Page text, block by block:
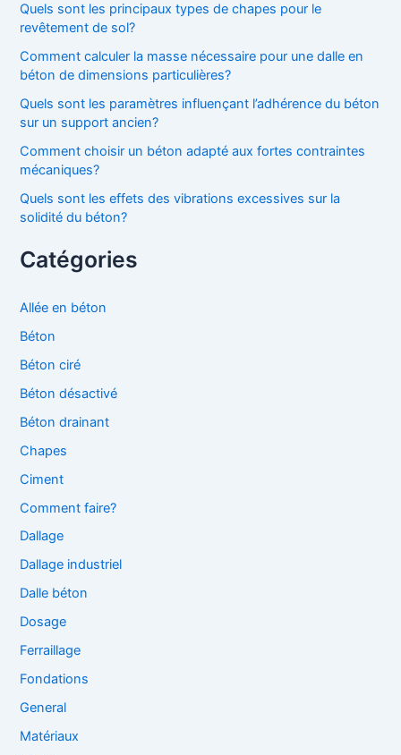
Quels sont les principaux types de chapes pour le
revêtement de sol?
Comment calculer la masse nécessaire pour une dalle en
béton de dimensions particulières?
Quels sont les paramètres influençant l’adhérence du béton
sur un support ancien?
Comment choisir un béton adapté aux fortes contraintes
mécaniques?
Quels sont les effets des vibrations excessives sur la
solidité du béton?
Catégories
Allée en béton
Béton
Béton ciré
Béton désactivé
Béton drainant
Chapes
Ciment
Comment faire?
Dallage
Dallage industriel
Dalle béton
Dosage
Ferraillage
Fondations
General
Matériaux